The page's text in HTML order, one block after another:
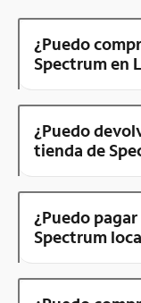
¿Puedo
Spectrum en
¿Puedo
tienda de
¿Puedo
Spectrum